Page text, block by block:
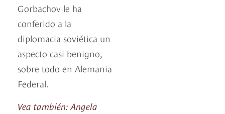
Gorbachov le ha
conferido a la
diplomacia soviética un
aspecto casi benigno,
sobre todo en Alemania
Federal.
Vea también: Angela